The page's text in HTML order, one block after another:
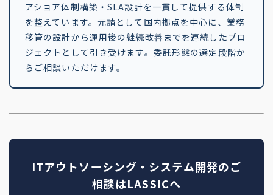
アショア体制構築・SLA設計を一貫して提供する体制
を整えています。元請として国内拠点を中心に、業務
移管の設計から運用後の継続改善までを連続したプロ
ジェクトとして引き受けます。委託形態の選定段階か
らご相談いただけます。
ITアウトソーシング・システム開発のご
相談はLASSICへ